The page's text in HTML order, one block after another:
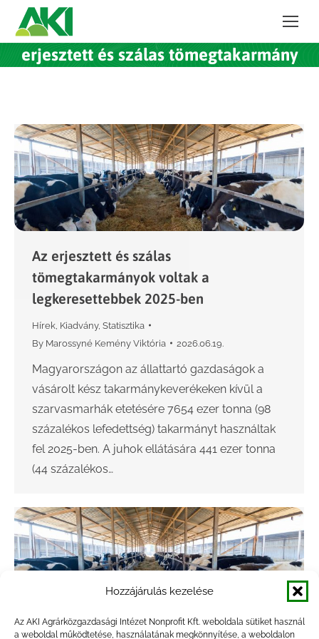
Hozzájárulás kezelése
Az AKI Agrárközgazdasági Intézet Nonprofit Kft. weboldala sütiket használ
a weboldal működtetése, használatának megkönnyítése, a weboldalon
erjesztett és szálas tömegtakarmány
Az erjesztett és szálas
tömegtakarmányok voltak a
legkeresettebbek 2025-ben
Hírek Kiadvány, Statisztika
By Marossyné Kemény Viktória 2026.06.19.
Magyarországon az állattartó gazdaságok a
vásárolt kész takarmánykeverékeken kívül a
szarvasmarhák etetésére 7654 ezer tonna (98
százalékos lefedettség) takarmányt használtak
fel 2025-ben. A juhok ellátására 441 ezer tonna
(44 százalékos…